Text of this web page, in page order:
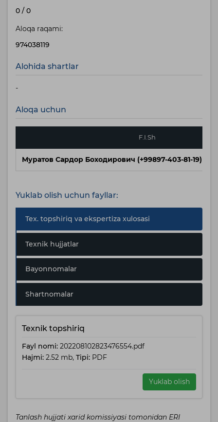
0 / 0
Aloqa raqami:
974038119
Alohida shartlar
-
Aloqa uchun
F.I.Sh
Муратов Сардор Боходирович (+99897-403-81-19)
Yuklab olish uchun fayllar:
Tex. topshiriq va ekspertiza xulosasi
Texnik hujjatlar
Bayonnomalar
Shartnomalar
Texnik topshiriq
Fayl nomi: 202208102823476554.pdf
Hajmi: 2.52 mb, Tipi: PDF
Yuklab olish
Tanlash hujjati xarid komissiyasi tomonidan ERI